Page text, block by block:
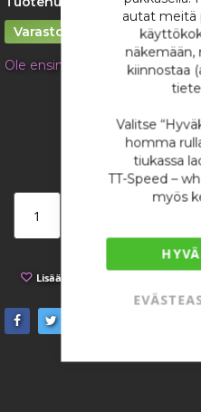
autat meitä
näkemään,
kiinnostaa
Valitse
homma
tiukassa
TT-Speed –
myös
Varastossa
Ole ensimmäinen tuotteen
/
Lisää toivelistaan